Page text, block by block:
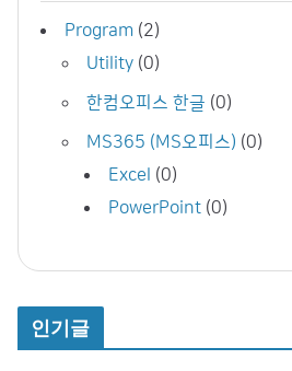
Program (2)
Utility (0)
한컴오피스 한글 (0)
MS365 (MS오피스) (0)
Excel (0)
PowerPoint (0)
인기글